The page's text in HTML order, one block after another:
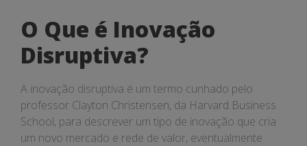
O Que é Inovação
Disruptiva?
A inovação disruptiva é um termo cunhado pelo
professor Clayton Christensen, da Harvard Business
School, para descrever um tipo de inovação que cria
um novo mercado e rede de valor, eventualmente